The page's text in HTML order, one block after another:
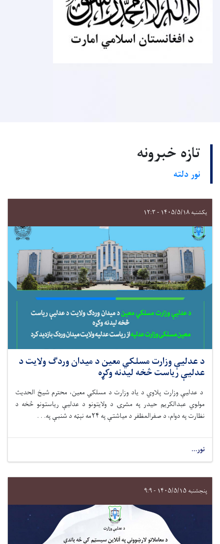
تازه خبرونه
نور دلته
یکشنبه ۱۴۰۵/۵/۱۸ - ۱۲:۳
د عدلیې وزارت مسلکي معین د میدان وردګ ولایت د
عدلیې ریاست څخه لیدنه وکړه
د عدلیې وزارت پلاوي د یاد وزارت د مسلکي معین، محترم شیخ الحدیث
مولوي عبدالکریم حیدر په مشرۍ د ولایتونو د عدلیې ریاستونو څخه د
نظارت په دوام، د صفرالمظفر د میاشتې په ۲۴مه نېټه د شنبې په. . .
نور...
پنجشنبه ۱۴۰۵/۵/۱۵ - ۹:۹